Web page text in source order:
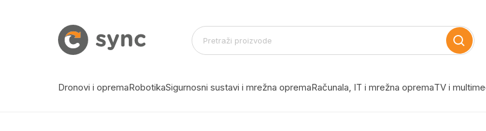
Dronovi i opremaRobotikaSigurnosni sustavi i mrežna opremaRačunala, IT i mrežna opremaTV i